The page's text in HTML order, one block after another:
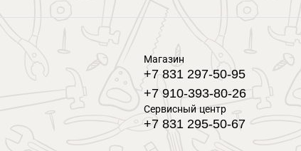
Магазин
+7 831 297-50-95
+7 910-393-80-26
Сервисный центр
+7 831 295-50-67